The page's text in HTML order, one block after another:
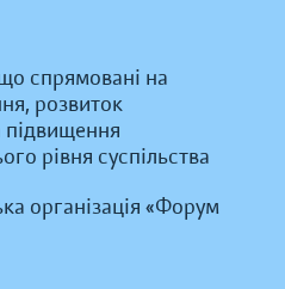
спрямовані на
розвиток
підвищення
рівня суспільства
організація «Форум